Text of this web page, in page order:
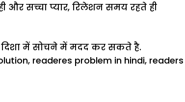
सच्चा प्यार, रिलेशन समय रहते ही
दिशा में सोचने में मदद कर सकते है.
, readeres problem in hindi, readers